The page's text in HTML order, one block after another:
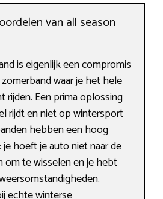
van all season
is eigenlijk een compromis
waar je het hele
rijden. Een prima oplossing
rijdt en niet op wintersport
hebben een hoog
hoeft je auto niet naar de
om te wisselen en je hebt